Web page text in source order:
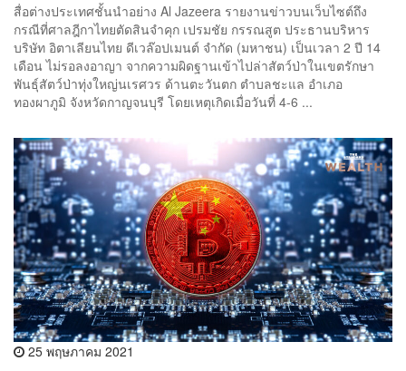
สื่อต่างประเทศชั้นนำอย่าง Al Jazeera รายงานข่าวบนเว็บไซต์ถึง
กรณีที่ศาลฎีกาไทยตัดสินจำคุก เปรมชัย กรรณสูต ประธานบริหาร
บริษัท อิตาเลียนไทย ดีเวล๊อปเมนต์ จำกัด (มหาชน) เป็นเวลา 2 ปี 14
เดือน ไม่รอลงอาญา จากความผิดฐานเข้าไปล่าสัตว์ป่าในเขตรักษา
พันธุ์สัตว์ป่าทุ่งใหญ่นเรศวร ด้านตะวันตก ตำบลชะแล อำเภอ
ทองผาภูมิ จังหวัดกาญจนบุรี โดยเหตุเกิดเมื่อวันที่ 4-6 ...
25 พฤษภาคม 2021